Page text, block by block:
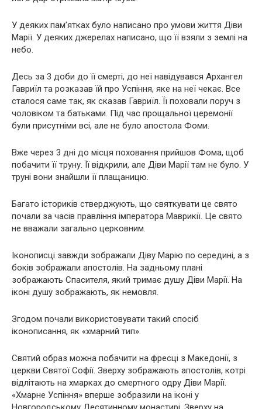
У деяких пам’ятках було написано про умови життя Діви
Марії. У деяких джерелах написано, що її взяли з землі на
небо.
Десь за 3 доби до її смерті, до неї навідувався Архангел
Гавриїл та розказав їй про Успіння, яке на неї чекає. Все
сталося саме так, як сказав Гавриїл. Її поховали поруч з
чоловіком та батьками. Під час прощальної церемонії
були присутніми всі, але не було апостола Фоми.
Вже через 3 дні до місця поховання прийшов Фома, щоб
побачити її труну. Її відкрили, але Діви Марії там не було. У
труні вони знайшли її плащаницю.
Багато істориків стверджують, що святкувати це свято
почали за часів правління імператора Маврикії. Це свято
не вважали загально церковним.
Іконописці завжди зображали Діву Марію по середині, а з
боків зображали апостолів. На задньому плані
зображають Спасителя, який тримає душу Діви Марії. На
іконі душу зображають, як немовля.
Згодом почали використовувати такий спосіб
іконописання, як «хмарний тип».
Святий образ можна побачити на фресці з Македонії, з
церкви Святої Софії. Зверху зображають апостолів, котрі
відлітають на хмарках до смертного одру Діви Марії.
«Хмарне Успіння» вперше зобразили на іконі у